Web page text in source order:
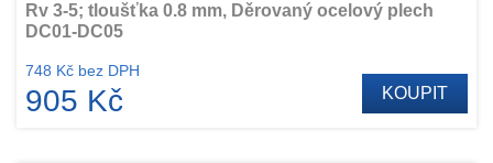
Rv 3-5; tloušťka 0.8 mm, Děrovaný ocelový plech
DC01-DC05
748 Kč bez DPH
905 Kč KOUPIT